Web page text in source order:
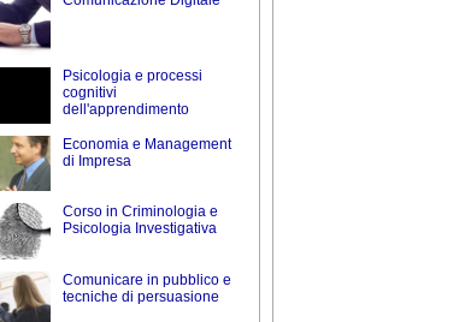
Psicologia e processi
cognitivi
dell'apprendimento
Economia e Management
di Impresa
Corso in Criminologia e
Psicologia Investigativa
Comunicare in pubblico e
tecniche di persuasione